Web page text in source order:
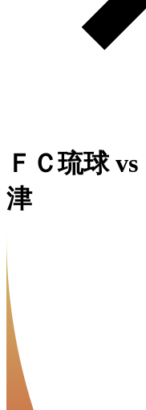
ＦＣ琉球vs
津